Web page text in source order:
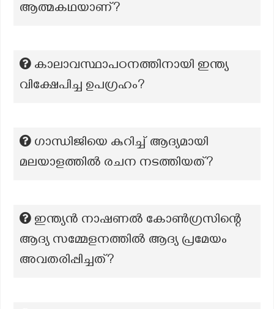
ആത്മകഥയാണ്?
കാലാവസ്ഥാപഠനത്തിനായി ഇന്ത്യ
വിക്ഷേപിച്ച ഉപഗ്രഹം?
ഗാന്ധിജിയെ കുറിച്ച് ആദ്യമായി
മലയാളത്തിൽ രചന നടത്തിയത്?
ഇന്ത്യൻ നാഷണൽ കോൺഗ്രസിന്റെ
ആദ്യ സമ്മേളനത്തിൽ ആദ്യ പ്രമേയം
അവതരിപ്പിച്ചത്?